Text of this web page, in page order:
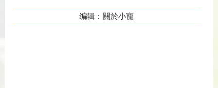
编辑：關於小寵